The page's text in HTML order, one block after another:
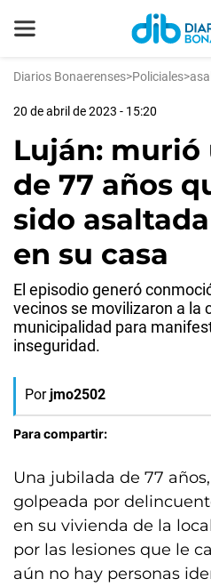
Diarios Bonaerenses>Policiales>
20 de abril de 2023 - 15:20
Luján:
de 77 años
sido
en su casa
El episodio generó
vecinos se movilizaron a la
municipalidad para
inseguridad.
Por jmo2502
Para compartir:
Una jubilada de 77
golpeada por
en su vivienda de la
por las lesiones que le
aún no hay personas